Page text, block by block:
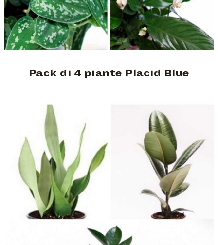
Pack di 4 piante Placid Blue